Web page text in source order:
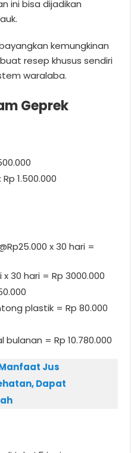
ini bisa dijadikan
kemungkinan
resep khusus sendiri
waralaba.
Geprek
1.500.000
x 30 hari =
30 hari = Rp 3000.000
plastik = Rp 80.000
= Rp 10.780.000
Jus
Dapat